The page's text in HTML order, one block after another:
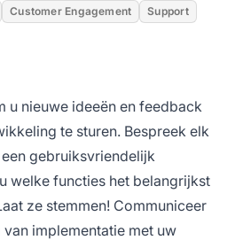
Customer Engagement Support
u nieuwe ideeën en feedback
te sturen. Bespreek elk
gebruiksvriendelijk
welke functies het belangrijkst
ze stemmen! Communiceer
implementatie met uw